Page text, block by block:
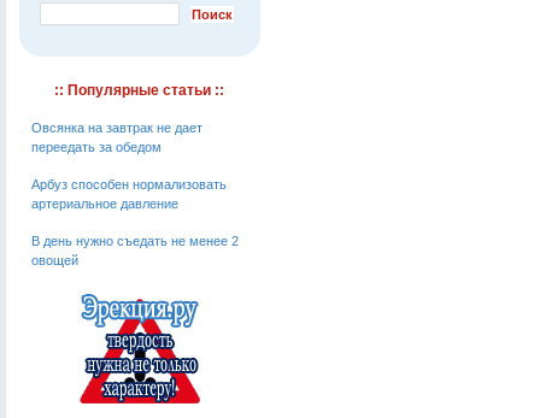
:: Популярные статьи ::
Овсянка на завтрак не дает
переедать за обедом
Арбуз способен нормализовать
артериальное давление
В день нужно съедать не менее 2
овощей